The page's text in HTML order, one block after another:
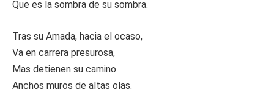
Que es la sombra de su sombra.
Tras su Amada, hacia el ocaso,
Va en carrera presurosa,
Mas detienen su camino
Anchos muros de altas olas.